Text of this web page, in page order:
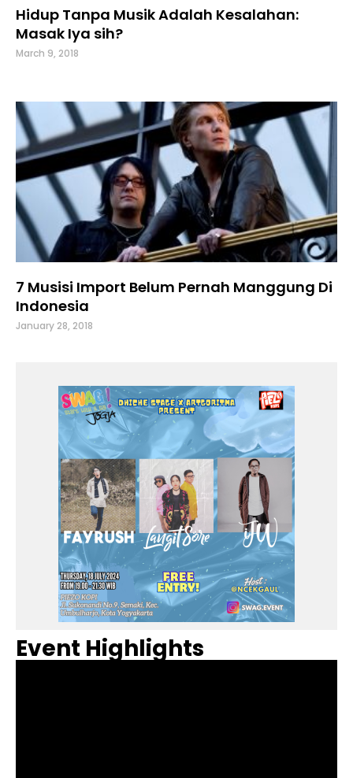
Hidup Tanpa Musik Adalah Kesalahan:
Masak Iya sih?
March 9, 2018
7 Musisi Import Belum Pernah Manggung Di
Indonesia
January 28, 2018
Event Highlights